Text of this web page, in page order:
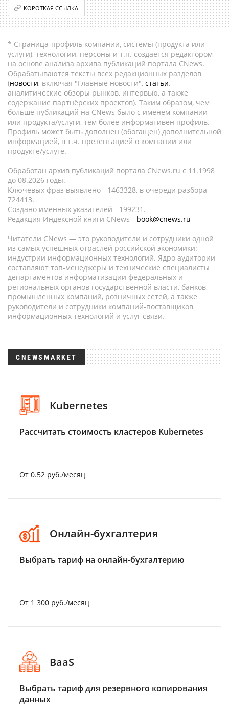
КОРОТКАЯ ССЫЛКА
* Страница-профиль компании, системы (продукта или
услуги), технологии, персоны и т.п. создается редактором
на основе анализа архива публикаций портала CNews.
Обрабатываются тексты всех редакционных разделов
(новости, включая "Главные новости", статьи,
аналитические обзоры рынков, интервью, а также
содержание партнёрских проектов). Таким образом, чем
больше публикаций на CNews было с именем компании
или продукта/услуги, тем более информативен профиль.
Профиль может быть дополнен (обогащен) дополнительной
информацией, в т.ч. презентацией о компании или
продукте/услуге.
Обработан архив публикаций портала CNews.ru c 11.1998
до 08.2026 годы.
Ключевых фраз выявлено - 1463328, в очереди разбора -
724413.
Создано именных указателей - 199231.
Редакция Индексной книги CNews - book@cnews.ru
Читатели CNews — это руководители и сотрудники одной
из самых успешных отраслей российской экономики:
индустрии информационных технологий. Ядро аудитории
составляют топ-менеджеры и технические специалисты
департаментов информатизации федеральных и
региональных органов государственной власти, банков,
промышленных компаний, розничных сетей, а также
руководители и сотрудники компаний-поставщиков
информационных технологий и услуг связи.
CNEWSMARKET
Kubernetes
Рассчитать стоимость кластеров Kubernetes
От 0.52 руб./месяц
Онлайн-бухгалтерия
Выбрать тариф на онлайн-бухгалтерию
От 1 300 руб./месяц
BaaS
Выбрать тариф для резервного копирования
данных